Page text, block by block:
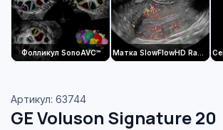
Фолликул SonoAVC™
Артикул: 63744
GE Voluson Signature 20